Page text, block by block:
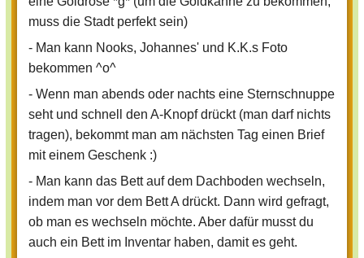
muss die Stadt perfekt sein)
- Man kann Nooks, Johannes' und K.K.s Foto
bekommen ^o^
- Wenn man abends oder nachts eine Sternschnuppe
seht und schnell den A-Knopf drückt (man darf nichts
tragen), bekommt man am nächsten Tag einen Brief
mit einem Geschenk :)
- Man kann das Bett auf dem Dachboden wechseln,
indem man vor dem Bett A drückt. Dann wird gefragt,
ob man es wechseln möchte. Aber dafür musst du
auch ein Bett im Inventar haben, damit es geht.